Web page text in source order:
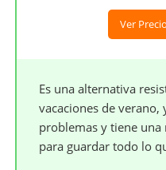
Ver
Es una alternativa
vacaciones de
problemas y tiene una
para guardar todo lo